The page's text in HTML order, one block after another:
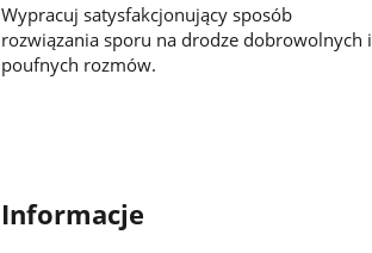
Wypracuj satysfakcjonujący sposób
rozwiązania sporu na drodze dobrowolnych i
poufnych rozmów.
Informacje